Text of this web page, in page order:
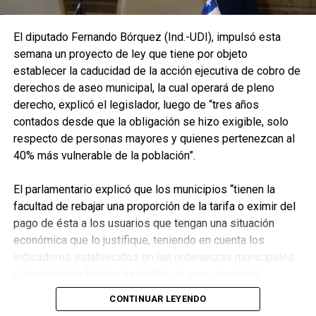
fotos y videos donde
mostraré cómo estaba y
lo dejé este local que se
hizo en sociedad con el
que era un gran amigo.”
La publicación también deja ver su decisión de avanzar
en todos los frentes posibles:
“Llegaré hasta las últimas
consecuencias. El último
ríe mejor.”
comunicados falsos
El diputado Fernando Bórquez (Ind.-UDI), impulsó esta
semana un proyecto de ley que tiene por objeto
establecer la caducidad de la acción ejecutiva de cobro de
derechos de aseo municipal, la cual operará de pleno
derecho, explicó el legislador, luego de “tres años
contados desde que la obligación se hizo exigible, solo
respecto de personas mayores y quienes pertenezcan al
40% más vulnerable de la población”.
El parlamentario explicó que los municipios “tienen la
facultad de rebajar una proporción de la tarifa o eximir del
pago de ésta a los usuarios que tengan una situación
económica que lo justifique, teniendo en cuenta los
Además, quedan exentos de manera automática los
usuarios cuya vivienda tenga un avalúo fiscal igual o menor
CONTINUAR LEYENDO